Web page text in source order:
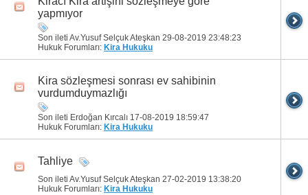
yapmıyor
Son ileti Av.Yusuf Selçuk Ateşkan 29-08-2019 23:48:23
Hukuk Forumları: Kira Hukuku
Kira sözleşmesi sonrası ev sahibinin
vurdumduymazlığı
Son ileti Erdoğan Kırcalı 17-08-2019 18:59:47
Hukuk Forumları: Kira Hukuku
Tahliye
Son ileti Av.Yusuf Selçuk Ateşkan 27-02-2019 13:38:20
Hukuk Forumları: Kira Hukuku